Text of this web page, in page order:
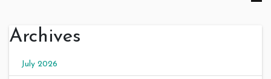
Archives
July 2026